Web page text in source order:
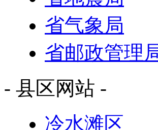
省气象局
省邮政管理
- 县区网站 -
冷水滩区